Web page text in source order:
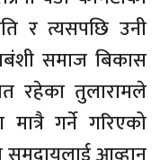
र त्यसपछि उनी
समाज बिकास
रहेका तुलारामले
मात्रै गर्ने गरिएको